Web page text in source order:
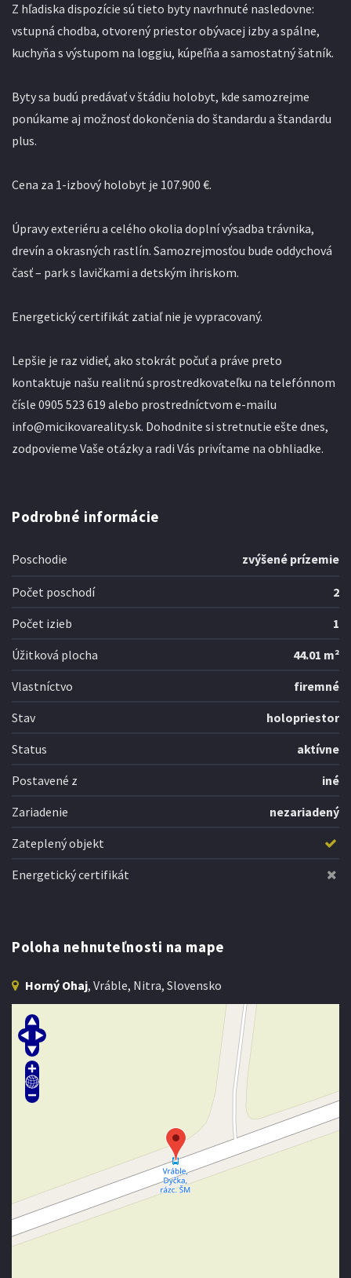
Z hľadiska dispozície sú tieto byty navrhnuté nasledovne:
vstupná chodba, otvorený priestor obývacej izby a spálne,
kuchyňa s výstupom na loggiu, kúpeľňa a samostatný šatník.
Byty sa budú predávať v štádiu holobyt, kde samozrejme
ponúkame aj možnosť dokončenia do štandardu a štandardu
plus.
Cena za 1-izbový holobyt je 107.900 €.
Úpravy exteriéru a celého okolia doplní výsadba trávnika,
drevín a okrasných rastlín. Samozrejmosťou bude oddychová
časť – park s lavičkami a detským ihriskom.
Energetický certifikát zatiaľ nie je vypracovaný.
Lepšie je raz vidieť, ako stokrát počuť a práve preto
kontaktuje našu realitnú sprostredkovateľku na telefónnom
čísle 0905 523 619 alebo prostredníctvom e-mailu
info@micikovareality.sk. Dohodnite si stretnutie ešte dnes,
zodpovieme Vaše otázky a radi Vás privítame na obhliadke.
Podrobné informácie
Poschodie zvýšené prízemie
Počet poschodí
2
Počet izieb
1
Úžitková plocha
44.01 m²
Vlastníctvo
firemné
Stav
holopriestor
Status
aktívne
Postavené z
iné
Zariadenie
nezariadený
Zateplený objekt
Energetický certifikát
Poloha nehnuteľnosti na mape
Horný Ohaj, Vráble, Nitra, Slovensko